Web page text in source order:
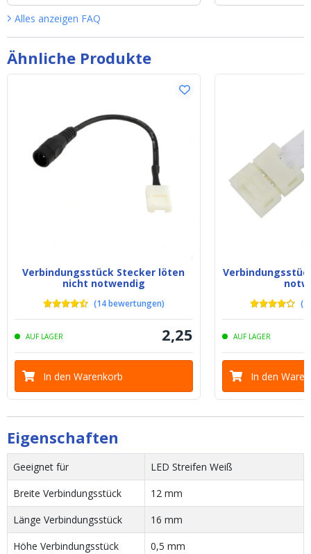
Ähnliche Produkte
Verbindungsstück Stecker löten
nicht notwendig
(14bewertungen)
AUF LAGER 2,25
In den Warenkorb
(
AUF LAGER
In den
Alles anzeigen FAQ
Eigenschaften
Geeignet für
LED Streifen Weiß
Breite Verbindungsstück
12 mm
Länge Verbindungsstück
16 mm
Höhe Verbindungsstück
0,5 mm